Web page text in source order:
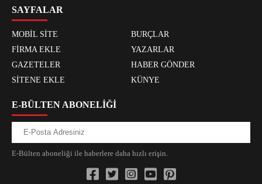
SAYFALAR
MOBİL SİTE
BURÇLAR
FİRMA EKLE
YAZARLAR
GAZETELER
HABER GÖNDER
SİTENE EKLE
KÜNYE
E-BÜLTEN ABONELİĞİ
E-Bülten aboneliği ile haberlere daha hızlı erişin.